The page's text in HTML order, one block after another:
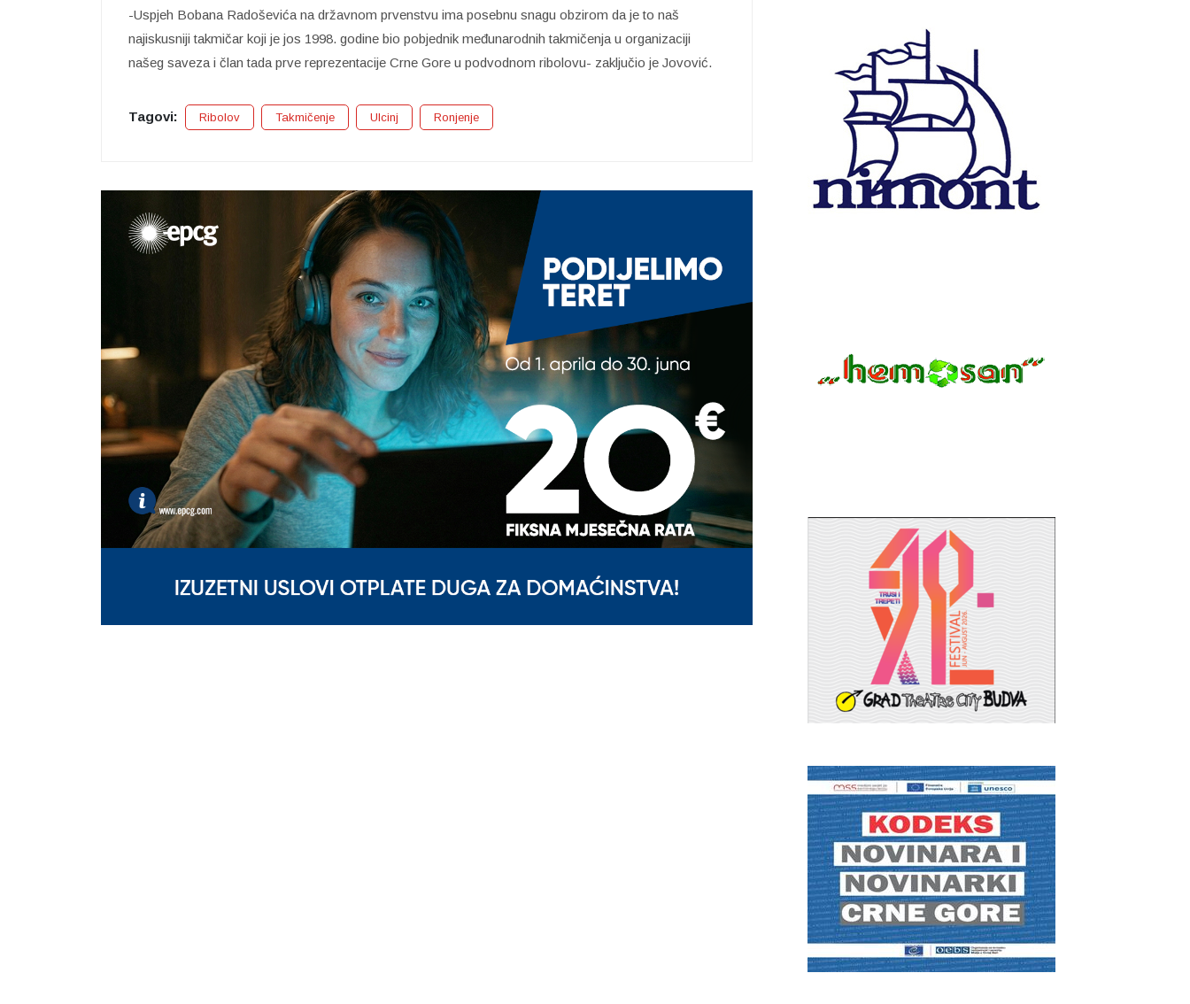
-Uspjeh Bobana Radoševića na državnom prvenstvu ima posebnu snagu obzirom da je to naš
najiskusniji takmičar koji je jos 1998. godine bio pobjednik međunarodnih takmičenja u organizaciji
našeg saveza i član tada prve reprezentacije Crne Gore u podvodnom ribolovu- zaključio je Jovović.
Tagovi: Ribolov Takmičenje Ulcinj Ronjenje